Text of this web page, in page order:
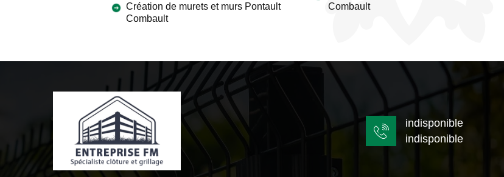
Création de murets et murs Pontault
Combault
Combault
indisponible
indisponible